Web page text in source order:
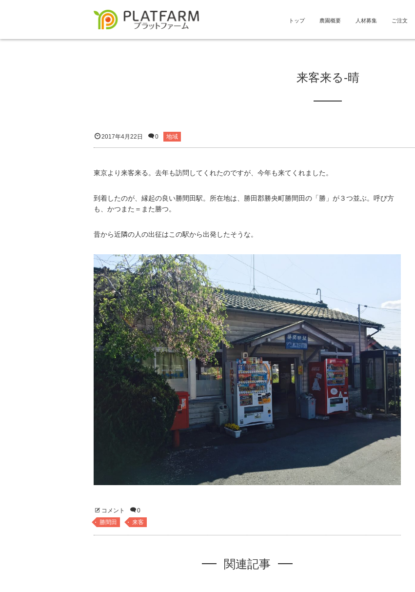
トップ 農園概要 人材募集 ご注文
来客来る-晴
2017年4月22日 0 地域
東京より来客来る。去年も訪問してくれたのですが、今年も来てくれました。
到着したのが、縁起の良い勝間田駅。所在地は、勝田郡勝央町勝間田の「勝」が３つ並ぶ。呼び方
も、かつまた＝また勝つ。
昔から近隣の人の出征はこの駅から出発したそうな。
コメント
0
勝間田
来客
関連記事